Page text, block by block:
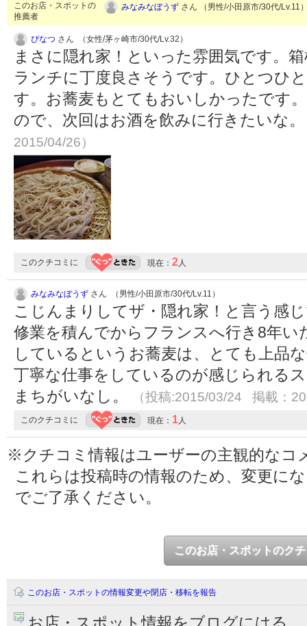
このお店・スポットの
推薦者
みなみなぼうず さん （男性/小田原市/30代/Lv.11
ぴなつ さん （女性/茅ヶ崎市/30代/Lv.32）
まさに隠れ家！といった雰囲気です。
ランチに丁度良さそうです。ひとつひ
す。お蕎麦もとてもおいしかったです
ので、次回はお酒を飲みに行きたいな
2015/04/26）
このクチコミに 現在： 2人
みなみなぼうず さん （男性/小田原市/30代/Lv.11）
こじんまりしてザ・隠れ家！と言う感
修業を積んでからフランスへ行き8年い
しているというお蕎麦は、とても上品
丁寧な仕事をしているのが感じられる
まちがいなし。
（投稿:2015/03/24 掲載：
このクチコミに 現在： 1人
※クチコミ情報はユーザーの主観的なコ
これらは投稿時の情報のため、変更に
でご了承ください。
このお店・スポットのク
このお店・スポットの情報変更や閉店・移転を報告